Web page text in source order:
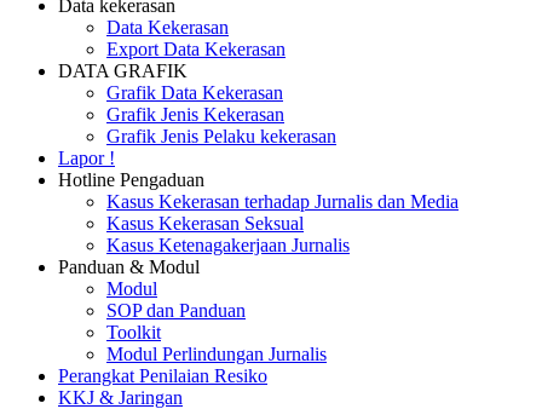
Data kekerasan
Data Kekerasan
Export Data Kekerasan
DATA GRAFIK
Grafik Data Kekerasan
Grafik Jenis Kekerasan
Grafik Jenis Pelaku kekerasan
Lapor !
Hotline Pengaduan
Kasus Kekerasan terhadap Jurnalis dan Media
Kasus Kekerasan Seksual
Kasus Ketenagakerjaan Jurnalis
Panduan & Modul
Modul
SOP dan Panduan
Toolkit
Modul Perlindungan Jurnalis
Perangkat Penilaian Resiko
KKJ & Jaringan